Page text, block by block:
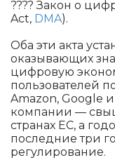
???? Закон о
Act, DMA).
Оба эти акта
оказывающих
цифровую
пользователей
Amazon, Google
компании —
странах ЕС, а
последние три
регулирование.